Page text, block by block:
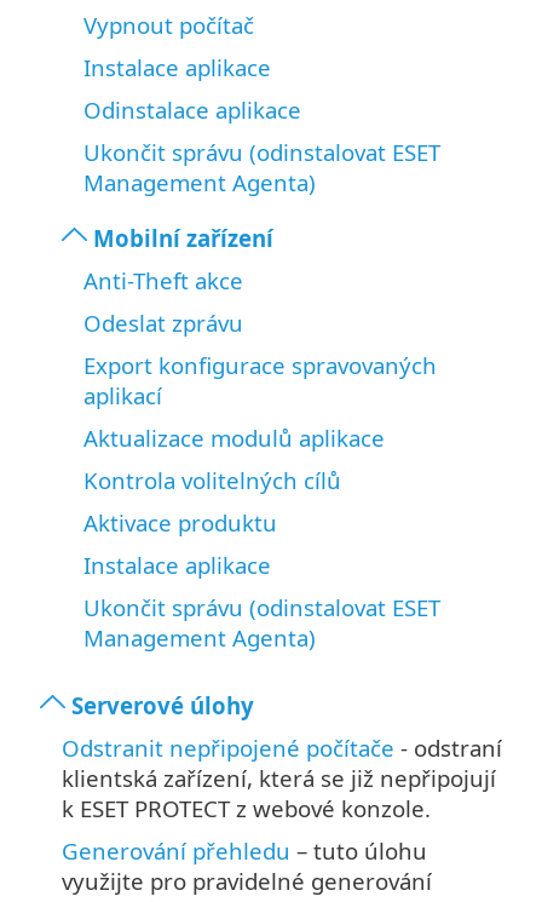
Vypnout počítač
Instalace aplikace
Odinstalace aplikace
Ukončit správu (odinstalovat ESET
Management Agenta)
Mobilní zařízení
Anti-Theft akce
Odeslat zprávu
Export konfigurace spravovaných
aplikací
Aktualizace modulů aplikace
Kontrola volitelných cílů
Aktivace produktu
Instalace aplikace
Ukončit správu (odinstalovat ESET
Management Agenta)
Serverové úlohy
Odstranit nepřipojené počítače - odstraní
klientská zařízení, která se již nepřipojují
k ESET PROTECT z webové konzole.
Generování přehledu – tuto úlohu
využijte pro pravidelné generování